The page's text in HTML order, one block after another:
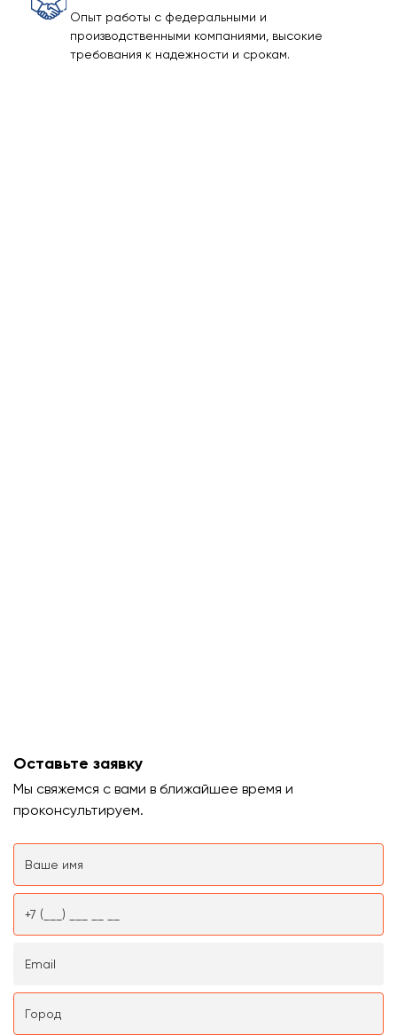
Опыт работы с федеральными и
производственными компаниями, высокие
требования к надежности и срокам.
Оставьте заявку
Мы свяжемся с вами в ближайшее время и
проконсультируем.